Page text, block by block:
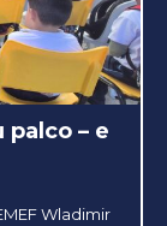
palco – e
Wladimir